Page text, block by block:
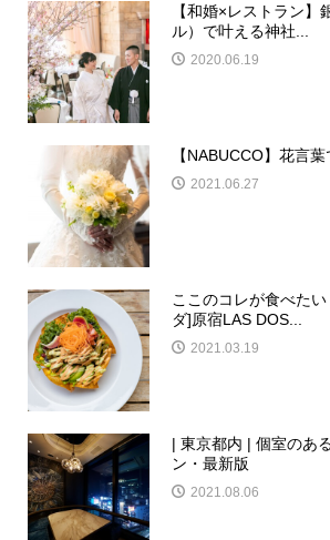
【和婚×レストラン
ル）で叶える神社...
2020.06.19
【NABUCCO】花言
2021.06.27
ここのコレが食べた
ダ]原宿LAS DOS...
2021.03.19
| 東京都内 | 個室のあ
ン・最新版
2021.08.06